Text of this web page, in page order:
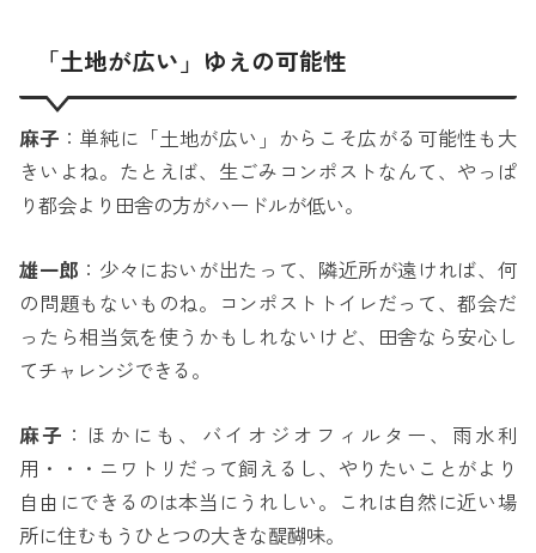
「土地が広い」ゆえの可能性
麻子 ：単純に「土地が広い」からこそ広がる可能性も大
きいよね。たとえば、生ごみコンポストなんて、やっぱ
り都会より田舎の方がハードルが低い。
雄一郎 ：少々においが出たって、隣近所が遠ければ、何
の問題もないものね。コンポストトイレだって、都会だ
ったら相当気を使うかもしれないけど、田舎なら安心し
てチャレンジできる。
麻子 ：ほかにも、バイオジオフィルター、雨水利
用・・・ニワトリだって飼えるし、やりたいことがより
自由にできるのは本当にうれしい。これは自然に近い場
所に住むもうひとつの大きな醍醐味。